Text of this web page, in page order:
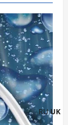
RU UK